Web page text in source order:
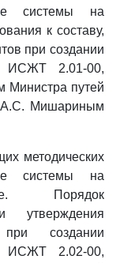
системы на
к составу,
при создании
ИСЖТ 2.01-00,
Министра путей
А.С. Мишариным
методических
системы на
Порядок
утверждения
при создании
ИСЖТ 2.02-00,